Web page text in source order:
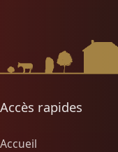
Accès rapides
Accueil